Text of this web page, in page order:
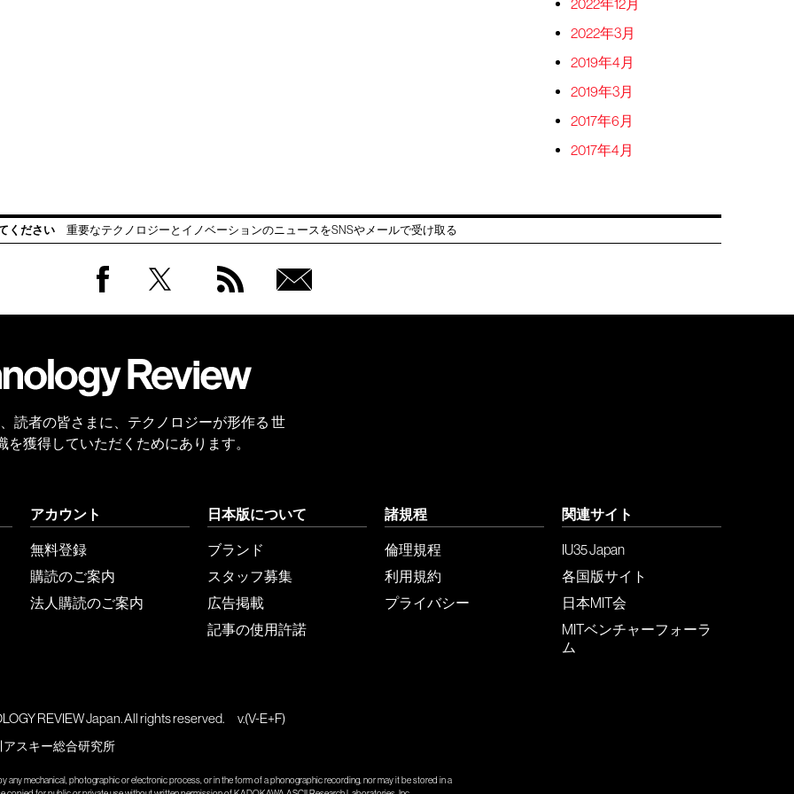
2022年12月
2022年3月
2019年4月
2019年3月
2017年6月
2017年4月
ください 重要なテクノロジーとイノベーションのニュースをSNSやメールで受け取る
会員
、読者の皆さまに、テクノロジーが形作る 世
獲得していただくためにあります。
アカウント
無料登録
購読のご案内
法人購読のご案内
日本版について
ブランド
スタッフ募集
広告掲載
記事の使用許諾
諸規程
倫理規程
利用規約
プライバシー
関連サイト
IU35 Japan
各国版サイト
日本MIT会
MITベンチャーフォーラ
ム
REVIEW Japan. All rights reserved. v.(V-E+F)
スキー総合研究所
any mechanical, photographic or electronic process, or in the form of a phonographic recording, nor may it be stored in a